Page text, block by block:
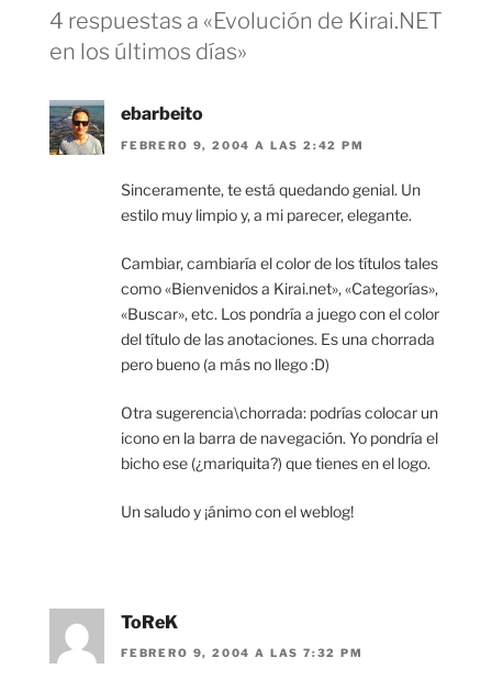
4 respuestas a «Evolución de Kirai.NET
en los últimos días»
ebarbeito
FEBRERO 9, 2004 A LAS 2:42 PM
Sinceramente, te está quedando genial. Un
estilo muy limpio y, a mi parecer, elegante.
Cambiar, cambiaría el color de los títulos tales
como «Bienvenidos a Kirai.net», «Categorías»,
«Buscar», etc. Los pondría a juego con el color
del título de las anotaciones. Es una chorrada
pero bueno (a más no llego :D)
Otra sugerencia\chorrada: podrías colocar un
icono en la barra de navegación. Yo pondría el
bicho ese (¿mariquita?) que tienes en el logo.
Un saludo y ¡ánimo con el weblog!
ToReK
FEBRERO 9, 2004 A LAS 7:32 PM